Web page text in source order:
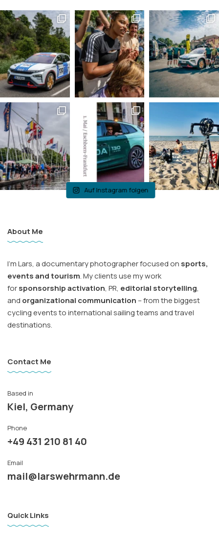
Auf Instagram folgen
About Me
I’m Lars, a documentary photographer focused on sports,
events and tourism. My clients use my work
forsponsorship activation, PR, editorial storytelling,
and organizational communication – from the biggest
cycling events to international sailing teams and travel
destinations.
Contact Me
Based in
Kiel, Germany
Phone
+49 431 210 81 40
Email
mail@larswehrmann.de
Quick Links